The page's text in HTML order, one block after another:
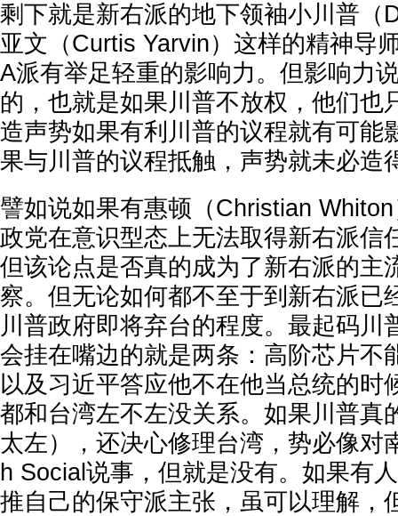
剩下就是新右派的地下领袖小川普（
亚文（Curtis Yarvin）这样的精神导
A派有举足轻重的影响力。但影响力
的，也就是如果川普不放权，他们也
造声势如果有利川普的议程就有可能
果与川普的议程抵触，声势就未必造
譬如说如果有惠顿（Christian
政党在意识型态上无法取得新右派信
但该论点是否真的成为了新右派的主
察。但无论如何都不至于到新右派已
川普政府即将弃台的程度。最起码川
会挂在嘴边的就是两条：高阶芯片不
以及习近平答应他不在他当总统的
都和台湾左不左没关系。如果川普真
太左），还决心修理台湾，势必像对
h Social说事，但就是没有。如果有
推自己的保守派主张，虽可以理解，